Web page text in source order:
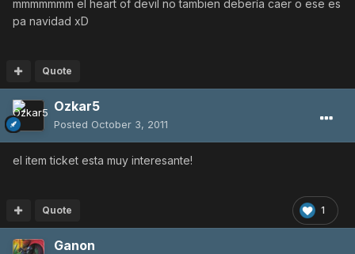
mmmmmmm el heart of devil no tambien debería caer o ese es
pa navidad xD
Quote
Ozkar5
Posted October 3, 2011
el item ticket esta muy interesante!
1
Quote
Ganon